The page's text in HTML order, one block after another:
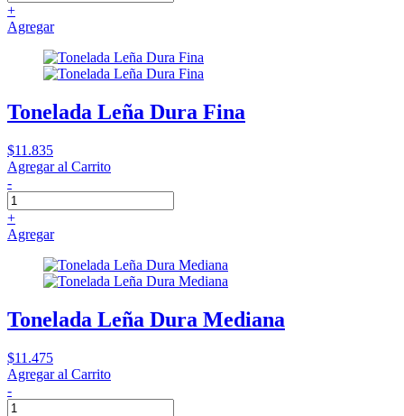
+
Agregar
Tonelada Leña Dura Fina
$11.835
Agregar al Carrito
-
+
Agregar
Tonelada Leña Dura Mediana
$11.475
Agregar al Carrito
-